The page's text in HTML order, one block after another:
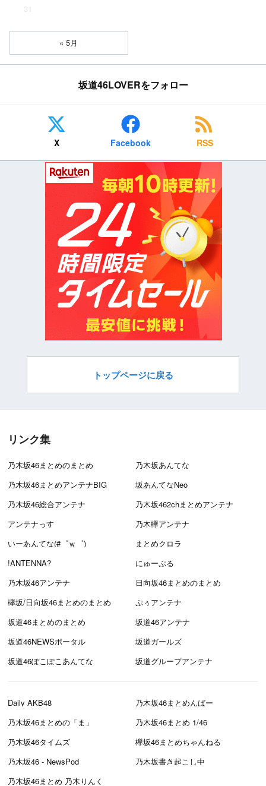
31
« 5月
坂道46LOVERをフォロー
X Facebook RSS
トップページに戻る
リンク集
乃木坂46まとめのまとめ
乃木坂あんてな
乃木坂46まとめアンテナBIG
坂あんてなNeo
乃木坂46総合アンテナ
乃木坂462chまとめアンテナ
アンテナっす
乃木欅アンテナ
いーあんてな(#゜ｗ゜)
まとめクロラ
!ANTENNA?
にゅーぷる
乃木坂46アンテナ
日向坂46まとめのまとめ
欅坂/日向坂46まとめのまとめ
ぷぅアンテナ
坂道46まとめのまとめ
坂道46アンテナ
坂道46NEWSポータル
坂道ガールズ
坂道46ぽこぽこあんてな
坂道グループアンテナ
Daily AKB48
乃木坂46まとめんばー
乃木坂46まとめの「ま」
乃木坂46まとめ 1/46
乃木坂46タイムズ
欅坂46まとめちゃんねる
乃木坂46 - NewsPod
乃木坂書き起こし中
乃木坂46まとめ 乃木りんく